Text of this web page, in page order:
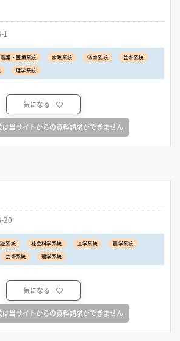
1
護・医療系統 家政系統 体育系統
芸術系統
理学系統
気になる
は当サイトからの資料請求ができません
20
系統 社会科学系統 工学系統
農学系統
芸術系統 理学系統
気になる
は当サイトからの資料請求ができません